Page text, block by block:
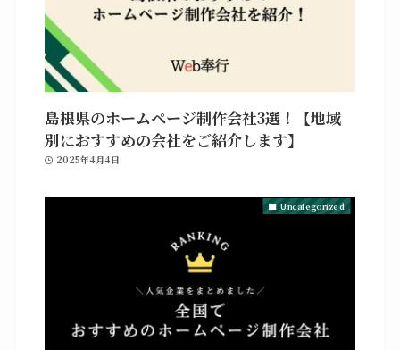
島根県のホームページ制作会社3選！【地域
別におすすめの会社をご紹介します】
2025年4月4日
Uncategorized